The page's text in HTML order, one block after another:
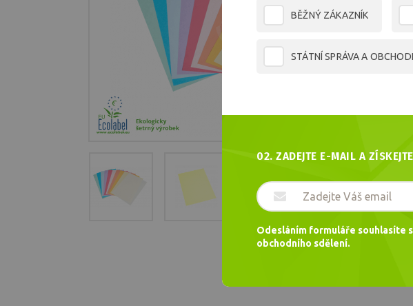
BĚŽNÝ ZÁKAZNÍK
STÁTNÍ SPRÁVA A
02. ZADEJTE E-MAIL A
Odesláním formuláře souhlasíte
obchodního sdělení.